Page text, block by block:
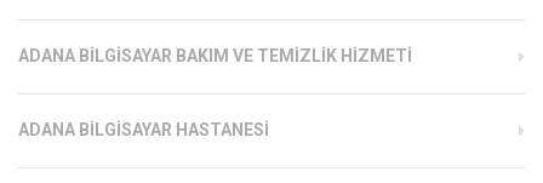
ADANA BILGISAYAR BAKIM VE TEMIZLIK HIZMETI
ADANA BILGISAYAR HASTANESI